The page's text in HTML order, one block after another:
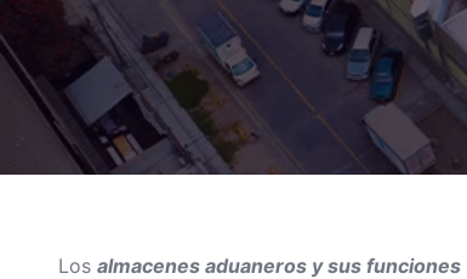
Los almacenes aduaneros y sus funciones